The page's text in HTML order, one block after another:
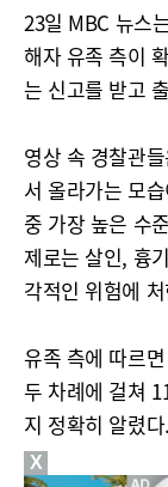
23일 MBC 뉴스
해자 유족 측이
는 신고를 받고
영상 속 경찰관
서 올라가는 모
중 가장 높은 수
제로는 살인, 흉
각적인 위험에
유족 측에 따르
두 차례에 걸쳐
지 정확히 알렸다.
X